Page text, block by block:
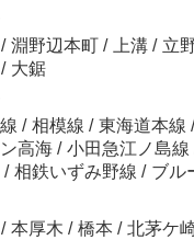
/ 淵野辺本町 / 上溝 / 立
/ 大鋸
/ 相模線 / 東海道本線 /
高海 / 小田急江ノ島線
/ 相鉄いずみ野線 / ブル
/ 本厚木 / 橋本 / 北茅ケ